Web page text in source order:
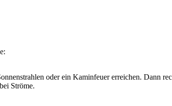
oder ein Kaminfeuer erreichen. Dann
Ströme.